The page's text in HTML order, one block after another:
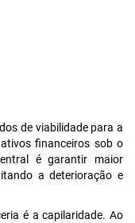
de viabilidade para a
financeiros sob o
é garantir maior
a deterioração e
é a capilaridade. Ao